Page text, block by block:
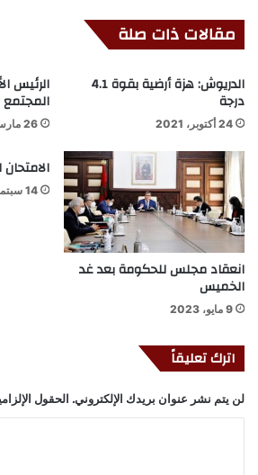
مقالات ذات صلة
الدريوش: هزة أرضية بقوة 4.1
درجة
24 أكتوبر، 2021
الرئيس
المجتمع
26 مارس، 2020
انعقاد مجلس للحكومة بعد غد
الخميس
9 مايو، 2023
14 سبتمبر، 2020
اترك تعليقاً
لن يتم نشر عنوان بريدك الإلكتروني. الحقول